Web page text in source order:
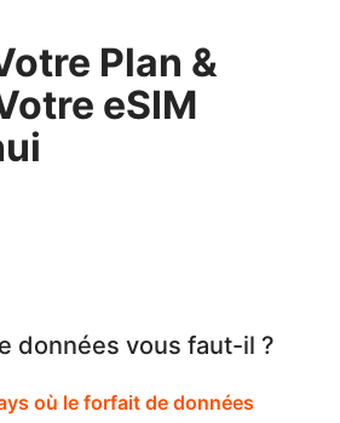
Plan &
eSIM
données vous faut-il ?
où le forfait de données